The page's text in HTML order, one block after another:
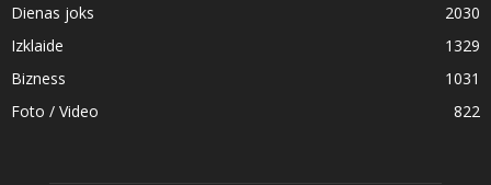
Dienas joks
2030
Izklaide
1329
Bizness
1031
Foto / Video
822